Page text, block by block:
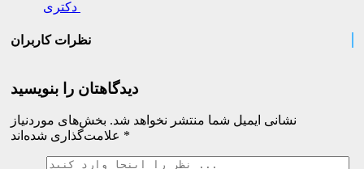
نظرات کاربران
دیدگاهتان را بنویسید
نشانی ایمیل شما منتشر نخواهد شد. بخش‌های موردنیاز
*